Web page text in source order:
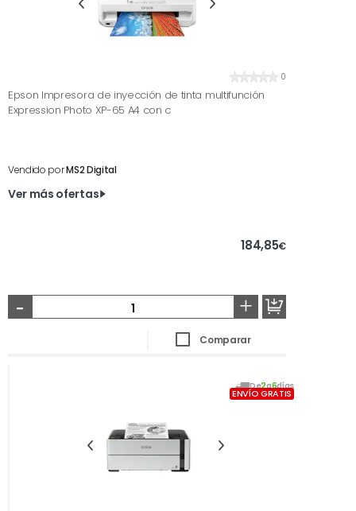
0
Epson Impresora de inyección de tinta multifunción
Expression Photo XP-65 A4 con c
Vendido porMS2 Digital
Ver más ofertas
184,85€
- +
Comparar
De2a6días
ENVÍO GRATIS